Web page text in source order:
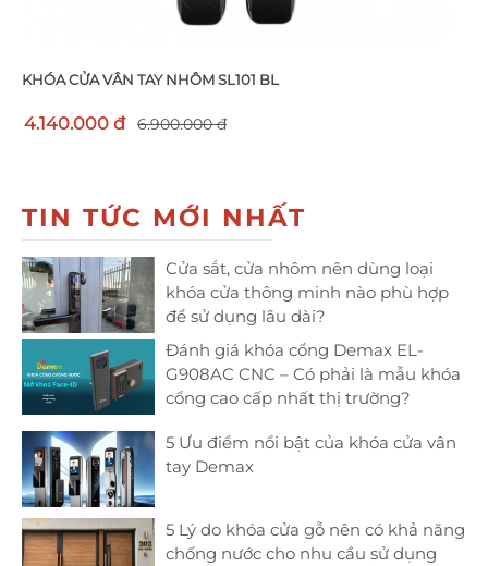
KHÓA CỬA VÂN TAY NHÔM SL101 BL
4.140.000 đ 6.900.000 đ
TIN TỨC MỚI NHẤT
Cửa sắt, cửa nhôm nên dùng loại
khóa cửa thông minh nào phù hợp
để sử dụng lâu dài?
Đánh giá khóa cổng Demax EL-
G908AC CNC – Có phải là mẫu khóa
cổng cao cấp nhất thị trường?
5 Ưu điểm nổi bật của khóa cửa vân
tay Demax
5 Lý do khóa cửa gỗ nên có khả năng
chống nước cho nhu cầu sử dụng